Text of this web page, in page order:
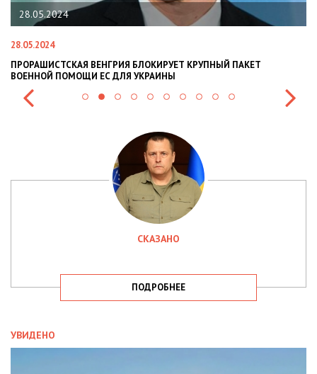
28.05.2024
28.05.2024
ПРОРАШИСТСКАЯ ВЕНГРИЯ БЛОКИРУЕТ КРУПНЫЙ ПАКЕТ
ВОЕННОЙ ПОМОЩИ ЕС ДЛЯ УКРАИНЫ
СКАЗАНО
ПОДРОБНЕЕ
УВИДЕНО